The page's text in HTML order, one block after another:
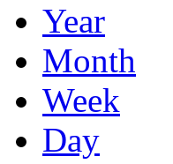
Year
Month
Week
Day